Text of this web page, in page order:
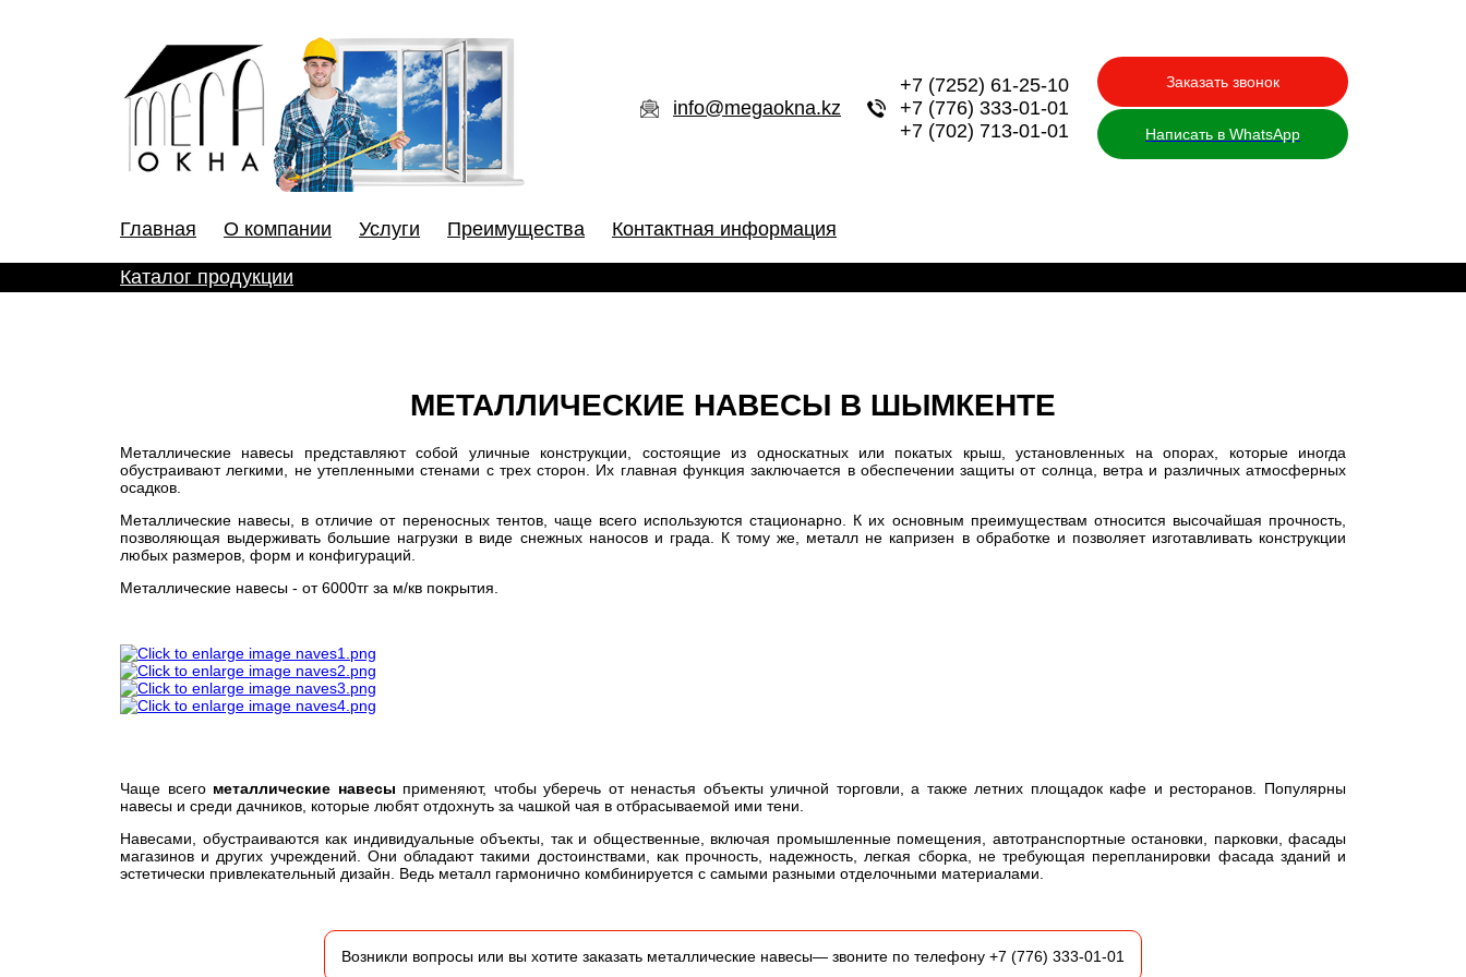
info@megaokna.kz
+7 (7252) 61-25-10
+7 (776) 333-01-01
+7 (702) 713-01-01
Заказать звонок
Написать в WhatsApp
Главная О компании Услуги Преимущества Контактная информация
Каталог продукции
МЕТАЛЛИЧЕСКИЕ НАВЕСЫ В ШЫМКЕНТЕ
Металлические навесы представляют собой уличные конструкции, состоящие из односкатных или покатых крыш, установленных на опорах, которые иногда
обустраивают легкими, не утепленными стенами с трех сторон. Их главная функция заключается в обеспечении защиты от солнца, ветра и различных атмосферных
осадков.
Металлические навесы, в отличие от переносных тентов, чаще всего используются стационарно. К их основным преимуществам относится высочайшая прочность,
позволяющая выдерживать большие нагрузки в виде снежных наносов и града. К тому же, металл не капризен в обработке и позволяет изготавливать конструкции
любых размеров, форм и конфигураций.
Металлические навесы - от 6000тг за м/кв покрытия.
Чаще всего металлические навесы применяют, чтобы уберечь от ненастья объекты уличной торговли, а также летних площадок кафе и ресторанов. Популярны
навесы и среди дачников, которые любят отдохнуть за чашкой чая в отбрасываемой ими тени.
Навесами, обустраиваются как индивидуальные объекты, так и общественные, включая промышленные помещения, автотранспортные остановки, парковки, фасады
магазинов и других учреждений. Они обладают такими достоинствами, как прочность, надежность, легкая сборка, не требующая перепланировки фасада зданий и
эстетически привлекательный дизайн. Ведь металл гармонично комбинируется с самыми разными отделочными материалами.
Возникли вопросы или вы хотите заказать металлические навесы— звоните по телефону +7 (776) 333-01-01